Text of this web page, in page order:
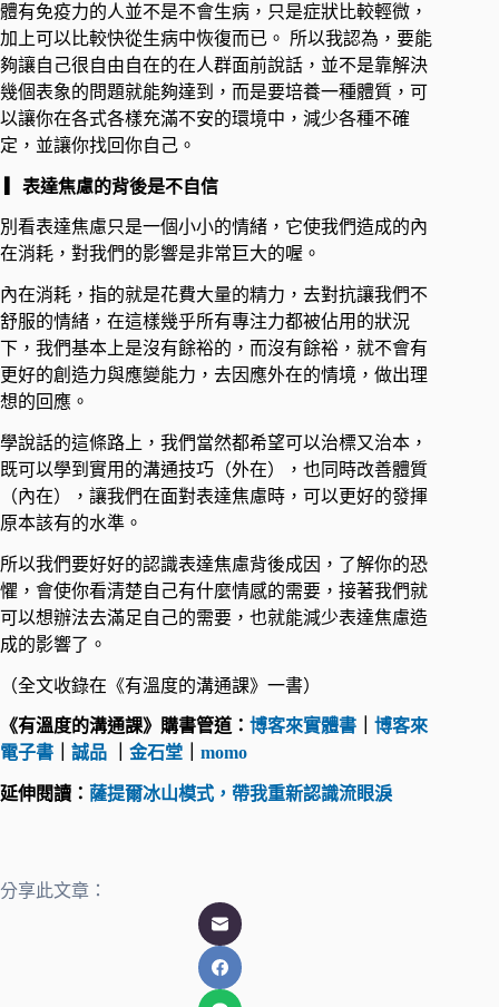
體有免疫力的人並不是不會生病，只是症狀比較輕微，
加上可以比較快從生病中恢復而已。 所以我認為，要能
夠讓自己很自由自在的在人群面前說話，並不是靠解決
幾個表象的問題就能夠達到，而是要培養一種體質，可
以讓你在各式各樣充滿不安的環境中，減少各種不確
定，並讓你找回你自己。
▎表達焦慮的背後是不自信
別看表達焦慮只是一個小小的情緒，它使我們造成的內
在消耗，對我們的影響是非常巨大的喔。
內在消耗，指的就是花費大量的精力，去對抗讓我們不
舒服的情緒，在這樣幾乎所有專注力都被佔用的狀況
下，我們基本上是沒有餘裕的，而沒有餘裕，就不會有
更好的創造力與應變能力，去因應外在的情境，做出理
想的回應。
學說話的這條路上，我們當然都希望可以治標又治本，
既可以學到實用的溝通技巧（外在），也同時改善體質
（內在），讓我們在面對表達焦慮時，可以更好的發揮
原本該有的水準。
所以我們要好好的認識表達焦慮背後成因，了解你的恐
懼，會使你看清楚自己有什麼情感的需要，接著我們就
可以想辦法去滿足自己的需要，也就能減少表達焦慮造
成的影響了。
（全文收錄在《有溫度的溝通課》一書）
《有溫度的溝通課》購書管道： 博客來實體書
博客來
電子書
誠品 金石堂 momo
延伸閱讀： 薩提爾冰山模式，帶我重新認識流眼淚
分享此文章：